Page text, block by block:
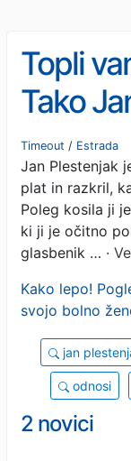
Topli
Tako
svojo
Timeout / Estrada
Jan Plestenjak
plat in razkril,
Poleg kosila ji
ki ji je očitno
glasbenik … ·
Kako lepo!
svojo bolno
jan
odnosi
2 novici